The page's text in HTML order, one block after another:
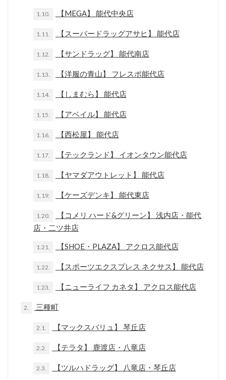
1.10. 【MEGA】 能代中央店
1.11. 【スーパードラッグアサヒ】 能代店
1.12. 【サンドラッグ】 能代南店
1.13. 【洋服の青山】 フレスポ能代店
1.14. 【しまむら】 能代店
1.15. 【アベイル】 能代店
1.16. 【西松屋】 能代店
1.17. 【テックランド】 イオンタウン能代店
1.18. 【ヤマダアウトレット】 能代店
1.19. 【ケーズデンキ】 能代東店
1.20.
【コメリ ハード&グリーン】 浅内店・能代
店・二ツ井店
1.21. 【SHOE・PLAZA】 アクロス能代店
1.22. 【スポーツエクスプレス ネクサス】 能代店
1.23. 【ニューライフ カネタ】 アクロス能代店
2. 三種町
2.1. 【マックスバリュ】 琴丘店
2.2. 【テラタ】 鹿渡店・八竜店
2.3. 【ツルハドラッグ】 八竜店・琴丘店